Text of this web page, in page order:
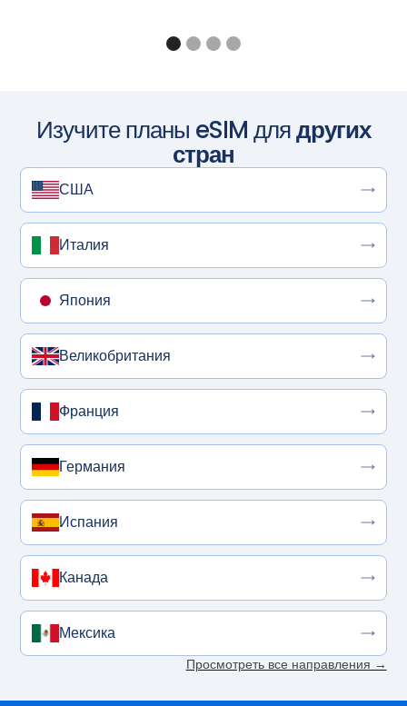
Изучите планы eSIM длядругих
стран
США
Италия
Япония
Великобритания
Франция
Германия
Испания
Канада
Мексика
Просмотреть все направления →